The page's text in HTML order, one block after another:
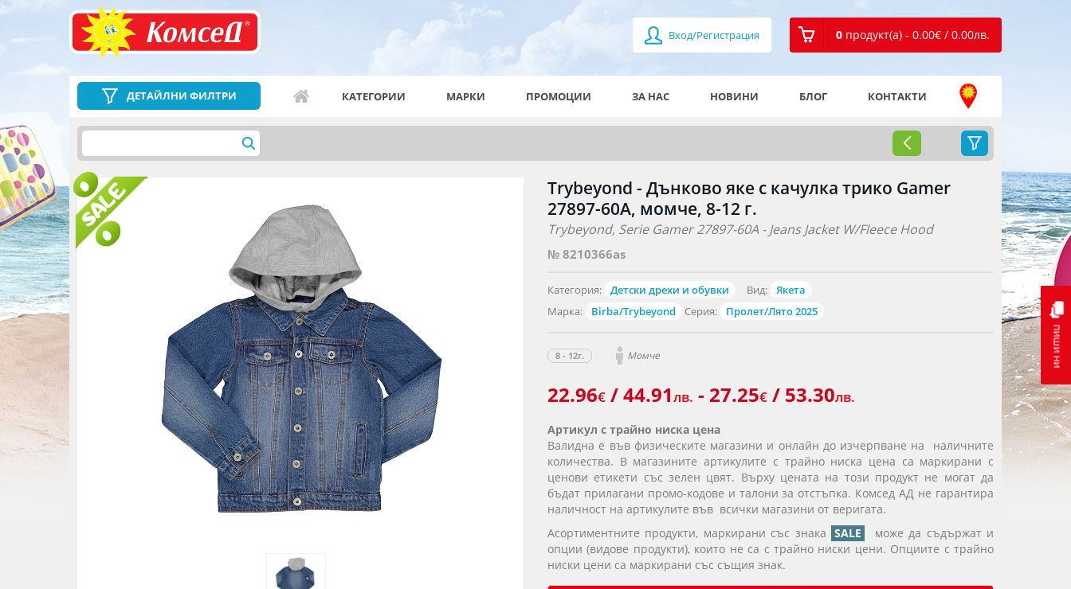
Вход/Регистрация 0 продукт(а) - 0.00€ / 0.00лв.
пиши ни
ДЕТАЙЛНИ ФИЛТРИ КАТЕГОРИИ МАРКИ ПРОМОЦИИ ЗА НАС НОВИНИ БЛОГ КОНТАКТИ
Trybeyond - Дънково яке с качулка трико Gamer
27897-60A, момче, 8-12 г.
Trybeyond, Serie Gamer 27897-60A - Jeans Jacket W/Fleece Hood
№ 8210366as
Категория: Детски дрехи и обувки Вид:
Якета
Марка:
Birba/Trybeyond Серия: Пролет/Лято 2025
8 - 12г. Момче
22.96€ / 44.91лв. - 27.25€ / 53.30лв.
Артикул с трайно ниска цена
Валидна е във физическите магазини и онлайн до изчерпване на наличните
количества. В магазините артикулите с трайно ниска цена са маркирани с
ценови етикети със зелен цвят. Върху цената на този продукт не могат да
бъдат прилагани промо-кодове и талони за отстъпка. Комсед АД не гарантира
наличност на артикулите във всички магазини от веригата.
Асортиментните продукти, маркирани със знака SALE
може да съдържат и
опции (видове продукти), които не са с трайно ниски цени. Опциите с трайно
ниски цени са маркирани със същия знак.